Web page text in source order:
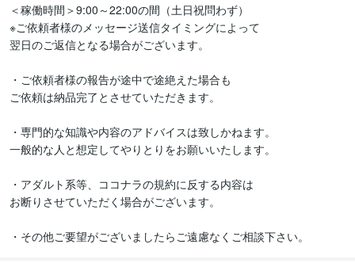
＜稼働時間＞9:00～22:00の間（土日祝問わず）
※ご依頼者様のメッセージ送信タイミングによって
翌日のご返信となる場合がございます。
・ご依頼者様の報告が途中で途絶えた場合も
ご依頼は納品完了とさせていただきます。
・専門的な知識や内容のアドバイスは致しかねます。
一般的な人と想定してやりとりをお願いいたします。
・アダルト系等、ココナラの規約に反する内容は
お断りさせていただく場合がございます。
・その他ご要望がございましたらご遠慮なくご相談下さい。